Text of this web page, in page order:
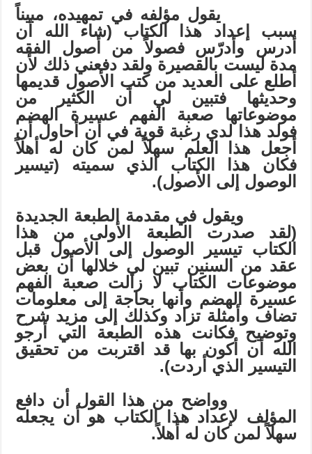
يقول مؤلفه في تمهيده، مبيناً
سبب إعداد هذا الكتاب (شاء الله أن
أدرس وأدرّس فصولاً من أصول الفقه
مدة ليست بالقصيرة ولقد دفعني ذلك لأن
أطلع على العديد من كتب الأصول قديمها
وحديثها فتبين لي أن الكثير من
موضوعاتها صعبة الفهم عسيرة الهضم
فولد هذا لدي رغبة قوية في أن أحاول أن
أجعل هذا العلم سهلاً لمن كان له أهلاً
فكان هذا الكتاب الذي سميته (تيسير
الوصول إلى الأصول).
ويقول في مقدمة الطبعة الجديدة
(لقد صدرت الطبعة الأولى من هذا
الكتاب تيسير الوصول إلى الأصول قبل
عقد من السنين تبين لي خلالها أن بعض
موضوعات الكتاب لا زالت صعبة الفهم
عسيرة الهضم وأنها بحاجة إلى معلومات
تضاف وأمثلة تزاد وكذلك إلى مزيد شرح
وتوضيح فكانت هذه الطبعة التي أرجو
الله أن أكون بها قد اقتربت من تحقيق
التيسير الذي أردت).
وواضح من هذا القول أن دافع
المؤلف لإعداد هذا الكتاب هو أن يجعله
سهلاً لمن كان له أهلاً.